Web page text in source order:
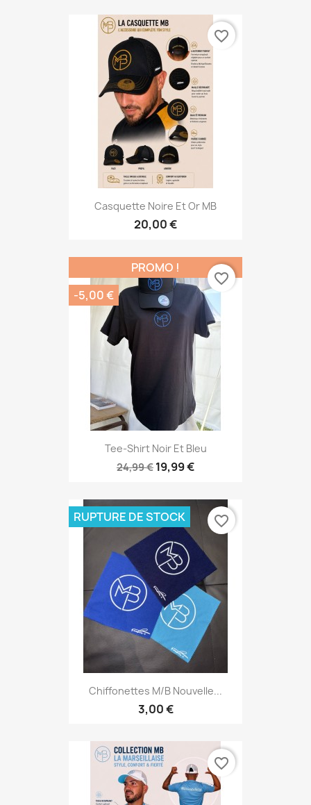
Casquette Noire Et Or MB
20,00 €
favorite_border
Tee-Shirt Noir Et Bleu
24,99 € 19,99 €
PROMO !
-5,00 €
favorite_border
Chiffonettes M/B Nouvelle...
3,00 €
RUPTURE DE STOCK favorite_border
favorite_border